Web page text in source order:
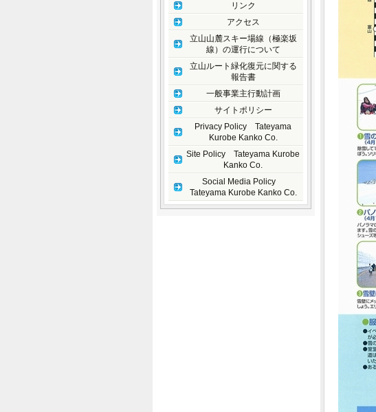
リンク
アクセス
立山山麓スキー場線（極楽坂
線）の運行について
立山ルート緑化復元に関する
報告書
一般事業主行動計画
サイトポリシー
Privacy Policy Tateyama
Kurobe Kanko Co.
Site Policy Tateyama Kurobe
Kanko Co.
Social Media Policy
Tateyama Kurobe Kanko Co.